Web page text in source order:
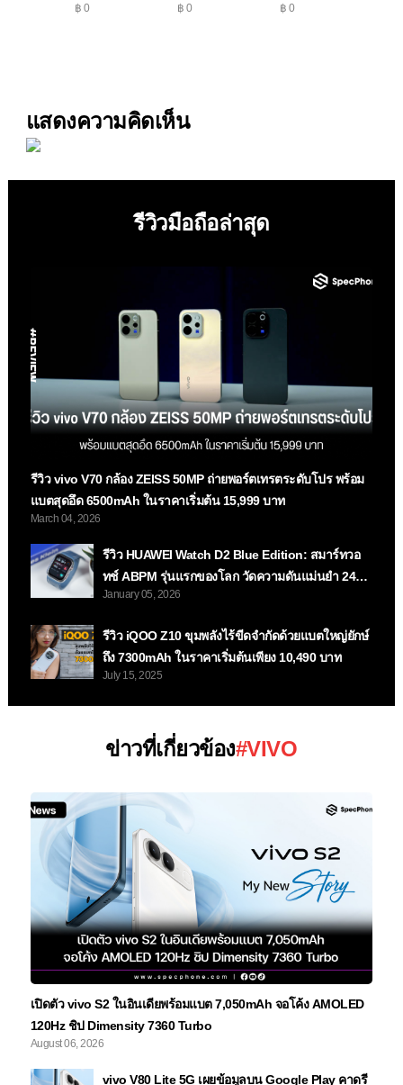
฿ 0 ฿ 0 ฿ 0
แสดงความคิดเห็น
รีวิวมือถือล่าสุด
รีวิว vivo V70 กล้อง ZEISS 50MP ถ่ายพอร์ตเทรตระดับโปร พร้อม
แบตสุดอึด 6500mAh ในราคาเริ่มต้น 15,999 บาท
March 04, 2026
รีวิว HUAWEI Watch D2 Blue Edition: สมาร์ทวอ
ทช์ ABPM รุ่นแรกของโลก วัดความดันแม่นยำ 24
ชม. ในดีไซน์สีน้ำเงินสุดสปอร์ต!
January 05, 2026
รีวิว iQOO Z10 ขุมพลังไร้ขีดจำกัดด้วยแบตใหญ่ยักษ์
ถึง 7300mAh ในราคาเริ่มต้นเพียง 10,490 บาท
July 15, 2025
ข่าวที่เกี่ยวข้อง#VIVO
เปิดตัว vivo S2 ในอินเดียพร้อมแบต 7,050mAh จอโค้ง AMOLED
120Hz ชิป Dimensity 7360 Turbo
August 06, 2026
vivo V80 Lite 5G เผยข้อมูลบน Google Play คาดรี